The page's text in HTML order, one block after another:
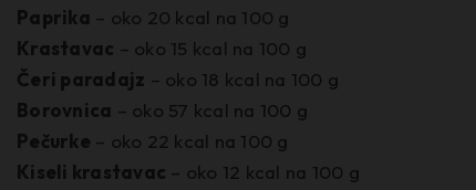
Paprika – oko 20 kcal na 100 g
Krastavac – oko 15 kcal na 100 g
Čeri paradajz – oko 18 kcal na 100 g
Borovnica – oko 57 kcal na 100 g
Pečurke – oko 22 kcal na 100 g
Kiseli krastavac – oko 12 kcal na 100 g